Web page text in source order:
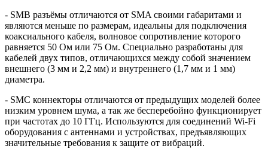
- SMB разъёмы отличаются от SMA своими габаритами и
являются меньше по размерам, идеальны для подключения
коаксиального кабеля, волновое сопротивление которого
равняется 50 Ом или 75 Ом. Специально разработаны для
кабелей двух типов, отличающихся между собой значением
внешнего (3 мм и 2,2 мм) и внутреннего (1,7 мм и 1 мм)
диаметра.
- SMC коннекторы отличаются от предыдущих моделей более
низким уровнем шума, а так же бесперебойно функционирует
при частотах до 10 ГГц. Используются для соединений Wi-Fi
оборудования с антеннами и устройствах, предъявляющих
значительные требования к защите от вибраций.